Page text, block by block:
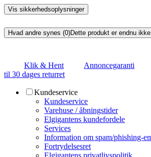
Vis sikkerhedsoplysninger
Hvad andre synes (0)Dette produkt er endnu
Klik & Hent Annoncegaranti
til 30 dages returret
Kundeservice
Kundeservice
Varehuse / åbningstider
Elgigantens kundefordele
Services
Information om spam/phishing-
Fortrydelsesret
Elgigantens privatlivspolitik